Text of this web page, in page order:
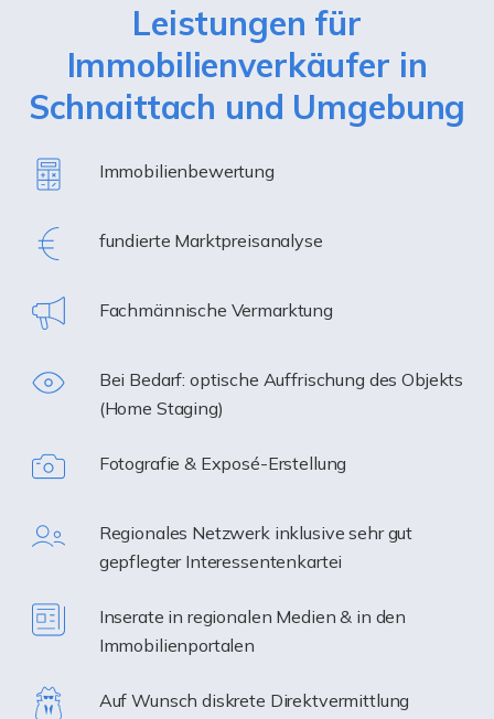
Leistungen für
Immobilienverkäufer in
Schnaittach und Umgebung
Immobilienbewertung
fundierte Marktpreisanalyse
Fachmännische Vermarktung
Bei Bedarf: optische Auffrischung des Objekts
(Home Staging)
Fotografie & Exposé-Erstellung
Regionales Netzwerk inklusive sehr gut
gepflegter Interessentenkartei
Inserate in regionalen Medien & in den
Immobilienportalen
Auf Wunsch diskrete Direktvermittlung